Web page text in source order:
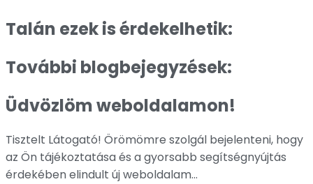
Talán ezek is érdekelhetik:
További blogbejegyzések:
Üdvözlöm weboldalamon!
Tisztelt Látogató! Örömömre szolgál bejelenteni, hogy
az Ön tájékoztatása és a gyorsabb segítségnyújtás
érdekében elindult új weboldalam...